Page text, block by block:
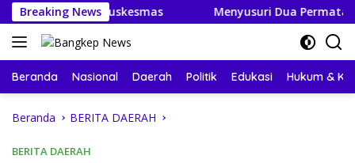
Langsung
ke
konten
Breaking News
BLUD Puskesmas Menyusuri Dua Permata Banggai
Beranda Nasional Daerah Politik Edukasi Hukum &
Beranda BERITA DAERAH
BERITA DAERAH